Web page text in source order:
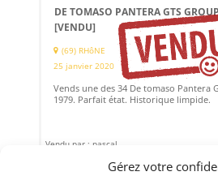
Gérez votre
DE TOMASO PANTERA GTS
[VENDU]
(69) RHôNE
25 janvier 2020
Vends une des 34 De tomaso Pantera
1979. Parfait état. Historique limpide.
Vendu par : pascal